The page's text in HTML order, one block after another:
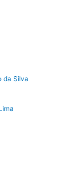
da Silva